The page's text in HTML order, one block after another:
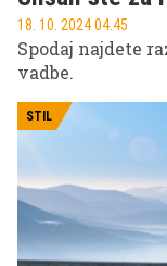
18. 10. 2024 04.45
Spodaj najdete
vadbe.
STIL